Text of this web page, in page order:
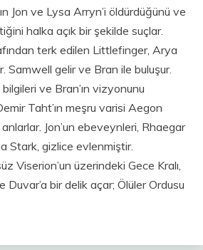
Jon ve Lysa Arryn’i öldürdüğünü ve
halka açık bir şekilde suçlar.
terk edilen Littlefinger, Arya
Samwell gelir ve Bran ile buluşur.
ve Bran’ın vizyonunu
Taht’ın meşru varisi Aegon
Jon’un ebeveynleri, Rhaegar
Stark, gizlice evlenmiştir.
Viserion’un üzerindeki Gece Kralı,
bir delik açar; Ölüler Ordusu